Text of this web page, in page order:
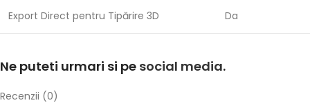
Export Direct pentru Tipărire 3D Da
Ne puteti urmari si pe social media.
Recenzii (0)